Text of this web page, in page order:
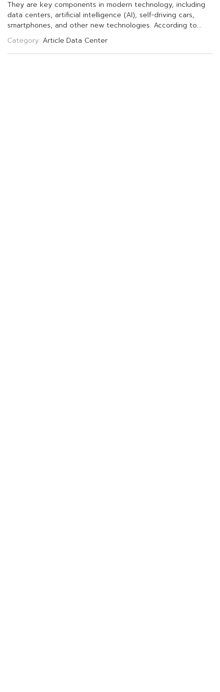
They are key components in modern technology, including
data centers, artifcial intelligence (AI), self-driving cars,
smartphones, and other new technologies. According to...
Category: Article Data Center